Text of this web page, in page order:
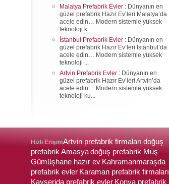
Malatya Prefabrik Evler : Dünyanın en
güzel prefabrik Hazır Ev’leri Malatya’da
acele edin… Modern sistemle yüksek
teknoloji k...
İstanbul Prefabrik Evler : Dünyanın en
güzel prefabrik Hazır Ev’leri İstanbul’da
acele edin… Modern sistemle yüksek
teknoloji ...
Artvin Prefabrik Evler : Dünyanın en
güzel prefabrik Hazır Ev’leri Artvin’da
acele edin… Modern sistemle yüksek
teknoloji ku...
Hızlı ErişimArtvin prefabrik firmaları doğuş
prefabrik Amasyadoğuş prefabrik Muş
Gümüşhane hazır ev Kahramanmaraşda
prefabrik evler Karaman prefabrik firmaları
Kayserida prefabrik evler Konya prefabrik